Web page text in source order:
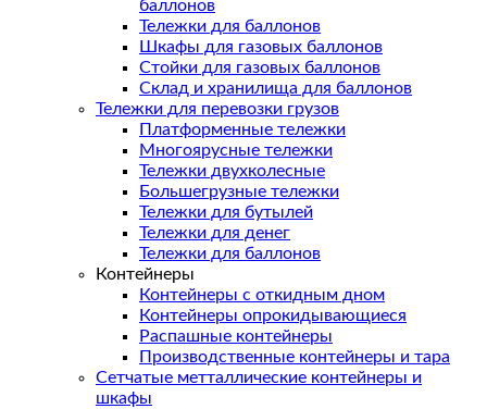
баллонов
Тележки для баллонов
Шкафы для газовых баллонов
Стойки для газовых баллонов
Склад и хранилища для баллонов
Тележки для перевозки грузов
Платформенные тележки
Многоярусные тележки
Тележки двухколесные
Большегрузные тележки
Тележки для бутылей
Тележки для денег
Тележки для баллонов
Контейнеры
Контейнеры с откидным дном
Контейнеры опрокидывающиеся
Распашные контейнеры
Производственные контейнеры и тара
Сетчатые метталлические контейнеры и
шкафы